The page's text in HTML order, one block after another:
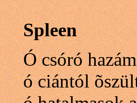
Spleen
Ó csóró
ó ciántól